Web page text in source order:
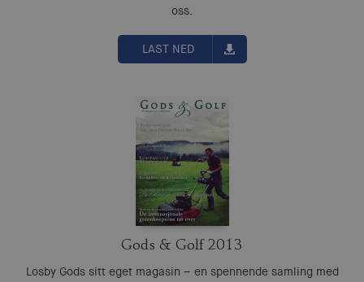
oss.
LAST NED
Gods & Golf 2013
Losby Gods sitt eget magasin – en spennende samling med